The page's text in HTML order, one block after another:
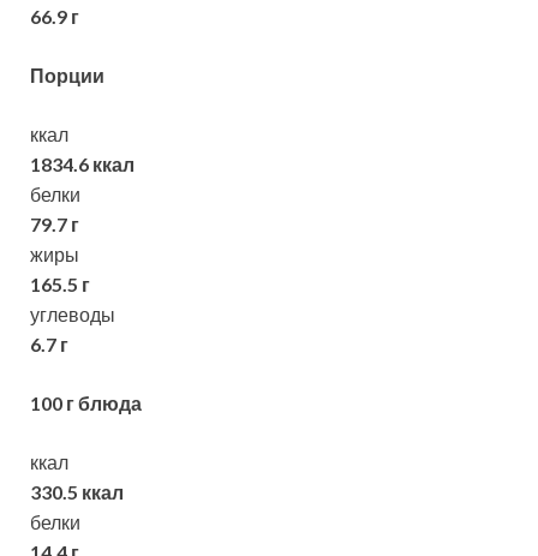
66.9 г
Порции
ккал
1834.6 ккал
белки
79.7 г
жиры
165.5 г
углеводы
6.7 г
100 г блюда
ккал
330.5 ккал
белки